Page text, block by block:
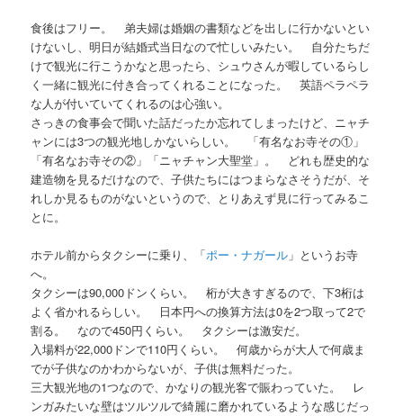
食後はフリー。 弟夫婦は婚姻の書類などを出しに行かないとい
けないし、明日が結婚式当日なので忙しいみたい。 自分たちだ
けで観光に行こうかなと思ったら、シュウさんが暇しているらし
く一緒に観光に付き合ってくれることになった。 英語ペラペラ
な人が付いていてくれるのは心強い。
さっきの食事会で聞いた話だったか忘れてしまったけど、ニャチ
ャンには3つの観光地しかないらしい。 「有名なお寺その①」
「有名なお寺その②」「ニャチャン大聖堂」。 どれも歴史的な
建造物を見るだけなので、子供たちにはつまらなさそうだが、そ
れしか見るものがないというので、とりあえず見に行ってみるこ
とに。
ホテル前からタクシーに乗り、「ポー・ナガール 」というお寺
へ。
タクシーは90,000ドンくらい。 桁が大きすぎるので、下3桁は
よく省かれるらしい。 日本円への換算方法は0を2つ取って2で
割る。 なので450円くらい。 タクシーは激安だ。
入場料が22,000ドンで110円くらい。 何歳からが大人で何歳ま
でが子供なのかわからないが、子供は無料だった。
三大観光地の1つなので、かなりの観光客で賑わっていた。 レ
ンガみたいな壁はツルツルで綺麗に磨かれているような感じだっ